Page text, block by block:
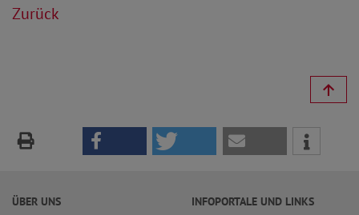
Zurück
ÜBER UNS INFOPORTALE UND LINKS